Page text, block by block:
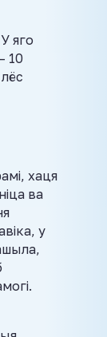
яго
10
хаця
ва
у